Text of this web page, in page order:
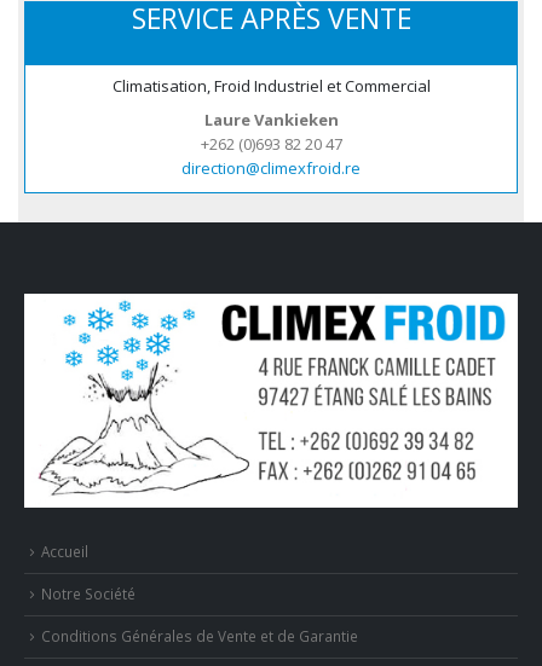
SERVICE APRÈS VENTE
Climatisation, Froid Industriel et Commercial
Laure Vankieken
+262 (0)693 82 20 47
direction@climexfroid.re
Accueil
Notre Société
Conditions Générales de Vente et de Garantie